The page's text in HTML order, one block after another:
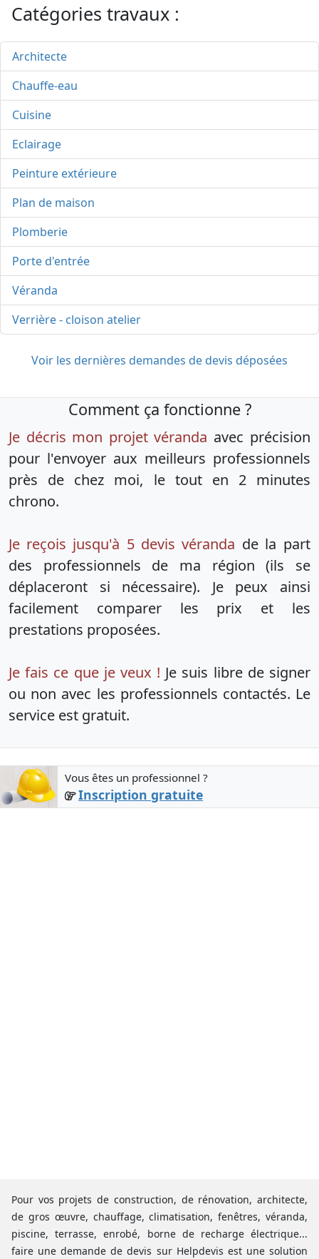
Catégories travaux :
Architecte
Chauffe-eau
Cuisine
Eclairage
Peinture extérieure
Plan de maison
Plomberie
Porte d'entrée
Véranda
Verrière - cloison atelier
Voir les dernières demandes de devis déposées
Comment ça fonctionne ?
Je décris mon projet véranda avec précision
pour l'envoyer aux meilleurs professionnels
près de chez moi, le tout en 2 minutes
chrono.
Je reçois jusqu'à 5 devis véranda de la part
des professionnels de ma région (ils se
déplaceront si nécessaire). Je peux ainsi
facilement comparer les prix et les
prestations proposées.
Je fais ce que je veux ! Je suis libre de signer
ou non avec les professionnels contactés. Le
service est gratuit.
Vous êtes un professionnel ?
Inscription gratuite
Pour vos projets de construction, de rénovation, architecte,
de gros œuvre, chauffage, climatisation, fenêtres, véranda,
piscine, terrasse, enrobé, borne de recharge électrique...
faire une demande de devis sur Helpdevis est une solution